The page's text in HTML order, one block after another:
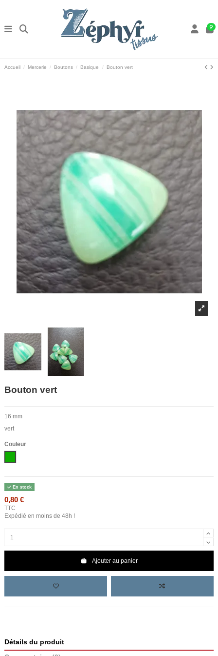
9
Accueil Mercerie Boutons Basique Bouton vert
Bouton vert
16 mm
vert
Couleur
En stock
0,80 €
TTC
Expédié en moins de 48h !
Ajouter au panier
Détails du produit